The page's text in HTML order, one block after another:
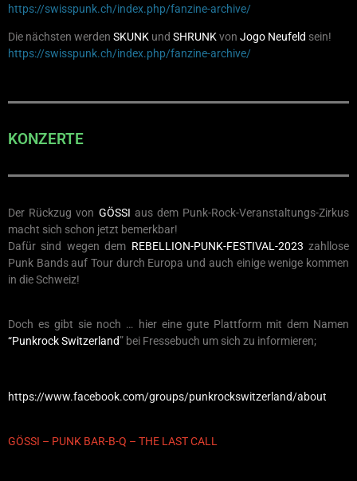
https://swisspunk.ch/index.php/fanzine-archive/
Die nächsten werden SKUNK und SHRUNKvon Jogo Neufeld sein!
https://swisspunk.ch/index.php/fanzine-archive/
KONZERTE
Der Rückzug von GÖSSI aus dem Punk-Rock-Veranstaltungs-Zirkus
macht sich schon jetzt bemerkbar!
Dafür sind wegen dem REBELLION-PUNK-FESTIVAL-2023zahllose
Punk Bands auf Tour durch Europa und auch einige wenige kommen
in die Schweiz!
Doch es gibt sie noch … hier eine gute Plattform mit dem Namen
“Punkrock Switzerland” bei Fressebuch um sich zu informieren;
https://www.facebook.com/groups/punkrockswitzerland/about
GÖSSI – PUNK BAR-B-Q – THE LAST CALL